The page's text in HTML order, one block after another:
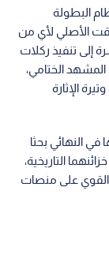
البطولة
الأصلي لأي من
إلى تنفيذ ركلات
الختامي،
الإثارة
النهائي بحثا
التاريخية،
القوي على منصات